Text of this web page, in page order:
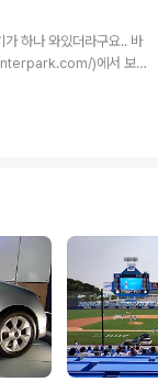
어져 있었습니다..ㅋㅋ
저는 굶고 다녀야 할지
비도 좀 팔고.. 새로운 풀
..(응??) 암튼 당장 많이
는 일본여행 때 일거 같
가 하나 와있더라구요.. 바
)에서 보
여행담에 응모를 하고
게 여행상품권을 보내
을 요렇게 생겼어요.. 솔
이 오는 웹하드 무료이용
에 있는 번호(가렸어요..
있지 않을까 싶습니다..^